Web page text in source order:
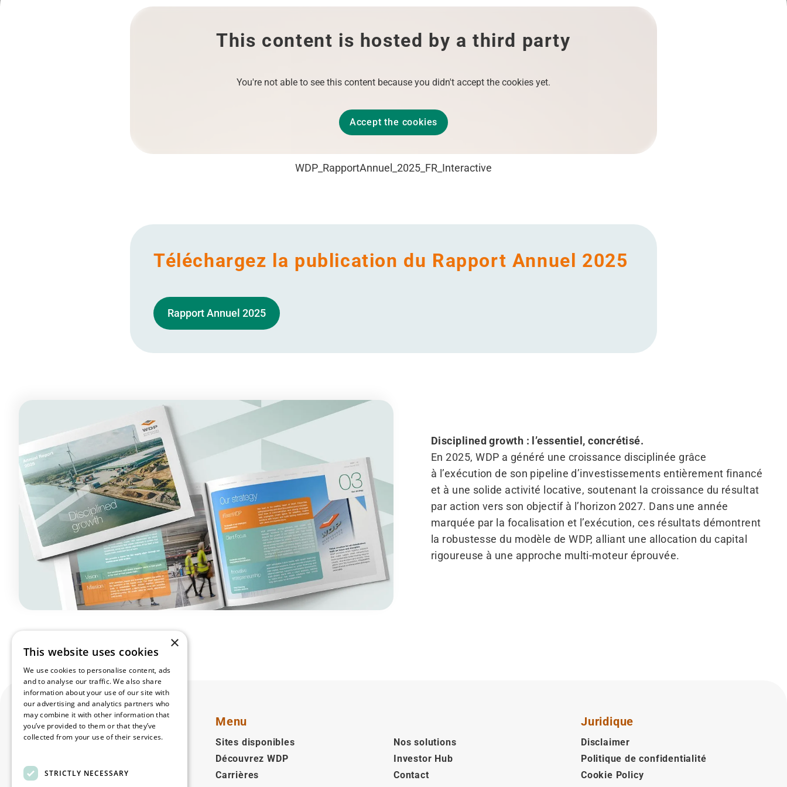
This content is hosted by a third party
You're not able to see this content because you didn't accept the cookies yet.
Accept the cookies
WDP_​RapportAnnuel_​2025_​FR_​Interactive
Téléchargez la publication du Rapport Annuel 2025
Rapport Annuel 2025
Disciplined growth : l’essentiel, concrétisé.
En 2025, WDP a généré une croissance disciplinée grâce
à l’exécution de son pipeline d’investissements entièrement financé
et à une solide activité locative, soutenant la croissance du résultat
par action vers son objectif à l’horizon 2027. Dans une année
marquée par la focalisation et l’exécution, ces résultats démontrent
la robustesse du modèle de WDP, alliant une allocation du capital
rigoureuse à une approche multi-moteur éprouvée.
Menu
Sites disponibles
Nos solutions
Découvrez WDP
Investor Hub
Carrières
Contact
Juridique
Disclaimer
Politique de confidentialité
Cookie Policy
×
This website uses cookies
We use cookies to personalise content, ads
and to analyse our traffic. We also share
information about your use of our site with
our advertising and analytics partners who
may combine it with other information that
you’ve provided to them or that they’ve
collected from your use of their services.
STRICTLY NECESSARY